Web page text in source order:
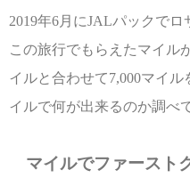
2019年6月にJALパックでロ
この旅行でもらえたマイル
イルと合わせて7,000マイ
イルで何が出来るのか調べ
マイルでファースト